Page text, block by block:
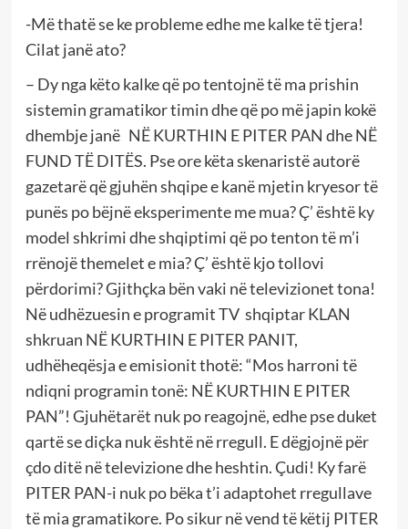
-Më thatë se ke probleme edhe me kalke të tjera!
Cilat janë ato?
– Dy nga këto kalke që po tentojnë të ma prishin
sistemin gramatikor timin dhe që po më japin kokë
dhembje janë NË KURTHIN E PITER PAN dhe NË
FUND TË DITËS. Pse ore këta skenaristë autorë
gazetarë që gjuhën shqipe e kanë mjetin kryesor të
punës po bëjnë eksperimente me mua? Ç’ është ky
model shkrimi dhe shqiptimi që po tenton të m’i
rrënojë themelet e mia? Ç’ është kjo tollovi
përdorimi? Gjithçka bën vaki në televizionet tona!
Në udhëzuesin e programit TV shqiptar KLAN
shkruan NË KURTHIN E PITER PANIT,
udhëheqësja e emisionit thotë: “Mos harroni të
ndiqni programin tonë: NË KURTHIN E PITER
PAN”! Gjuhëtarët nuk po reagojnë, edhe pse duket
qartë se diçka nuk është në rregull. E dëgjojnë për
çdo ditë në televizione dhe heshtin. Çudi! Ky farë
PITER PAN-i nuk po bëka t’i adaptohet rregullave
të mia gramatikore. Po sikur në vend të këtij PITER